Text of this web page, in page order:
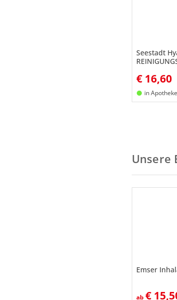
Seestadt
€ 16,60
in
Unsere
Emser
ab €